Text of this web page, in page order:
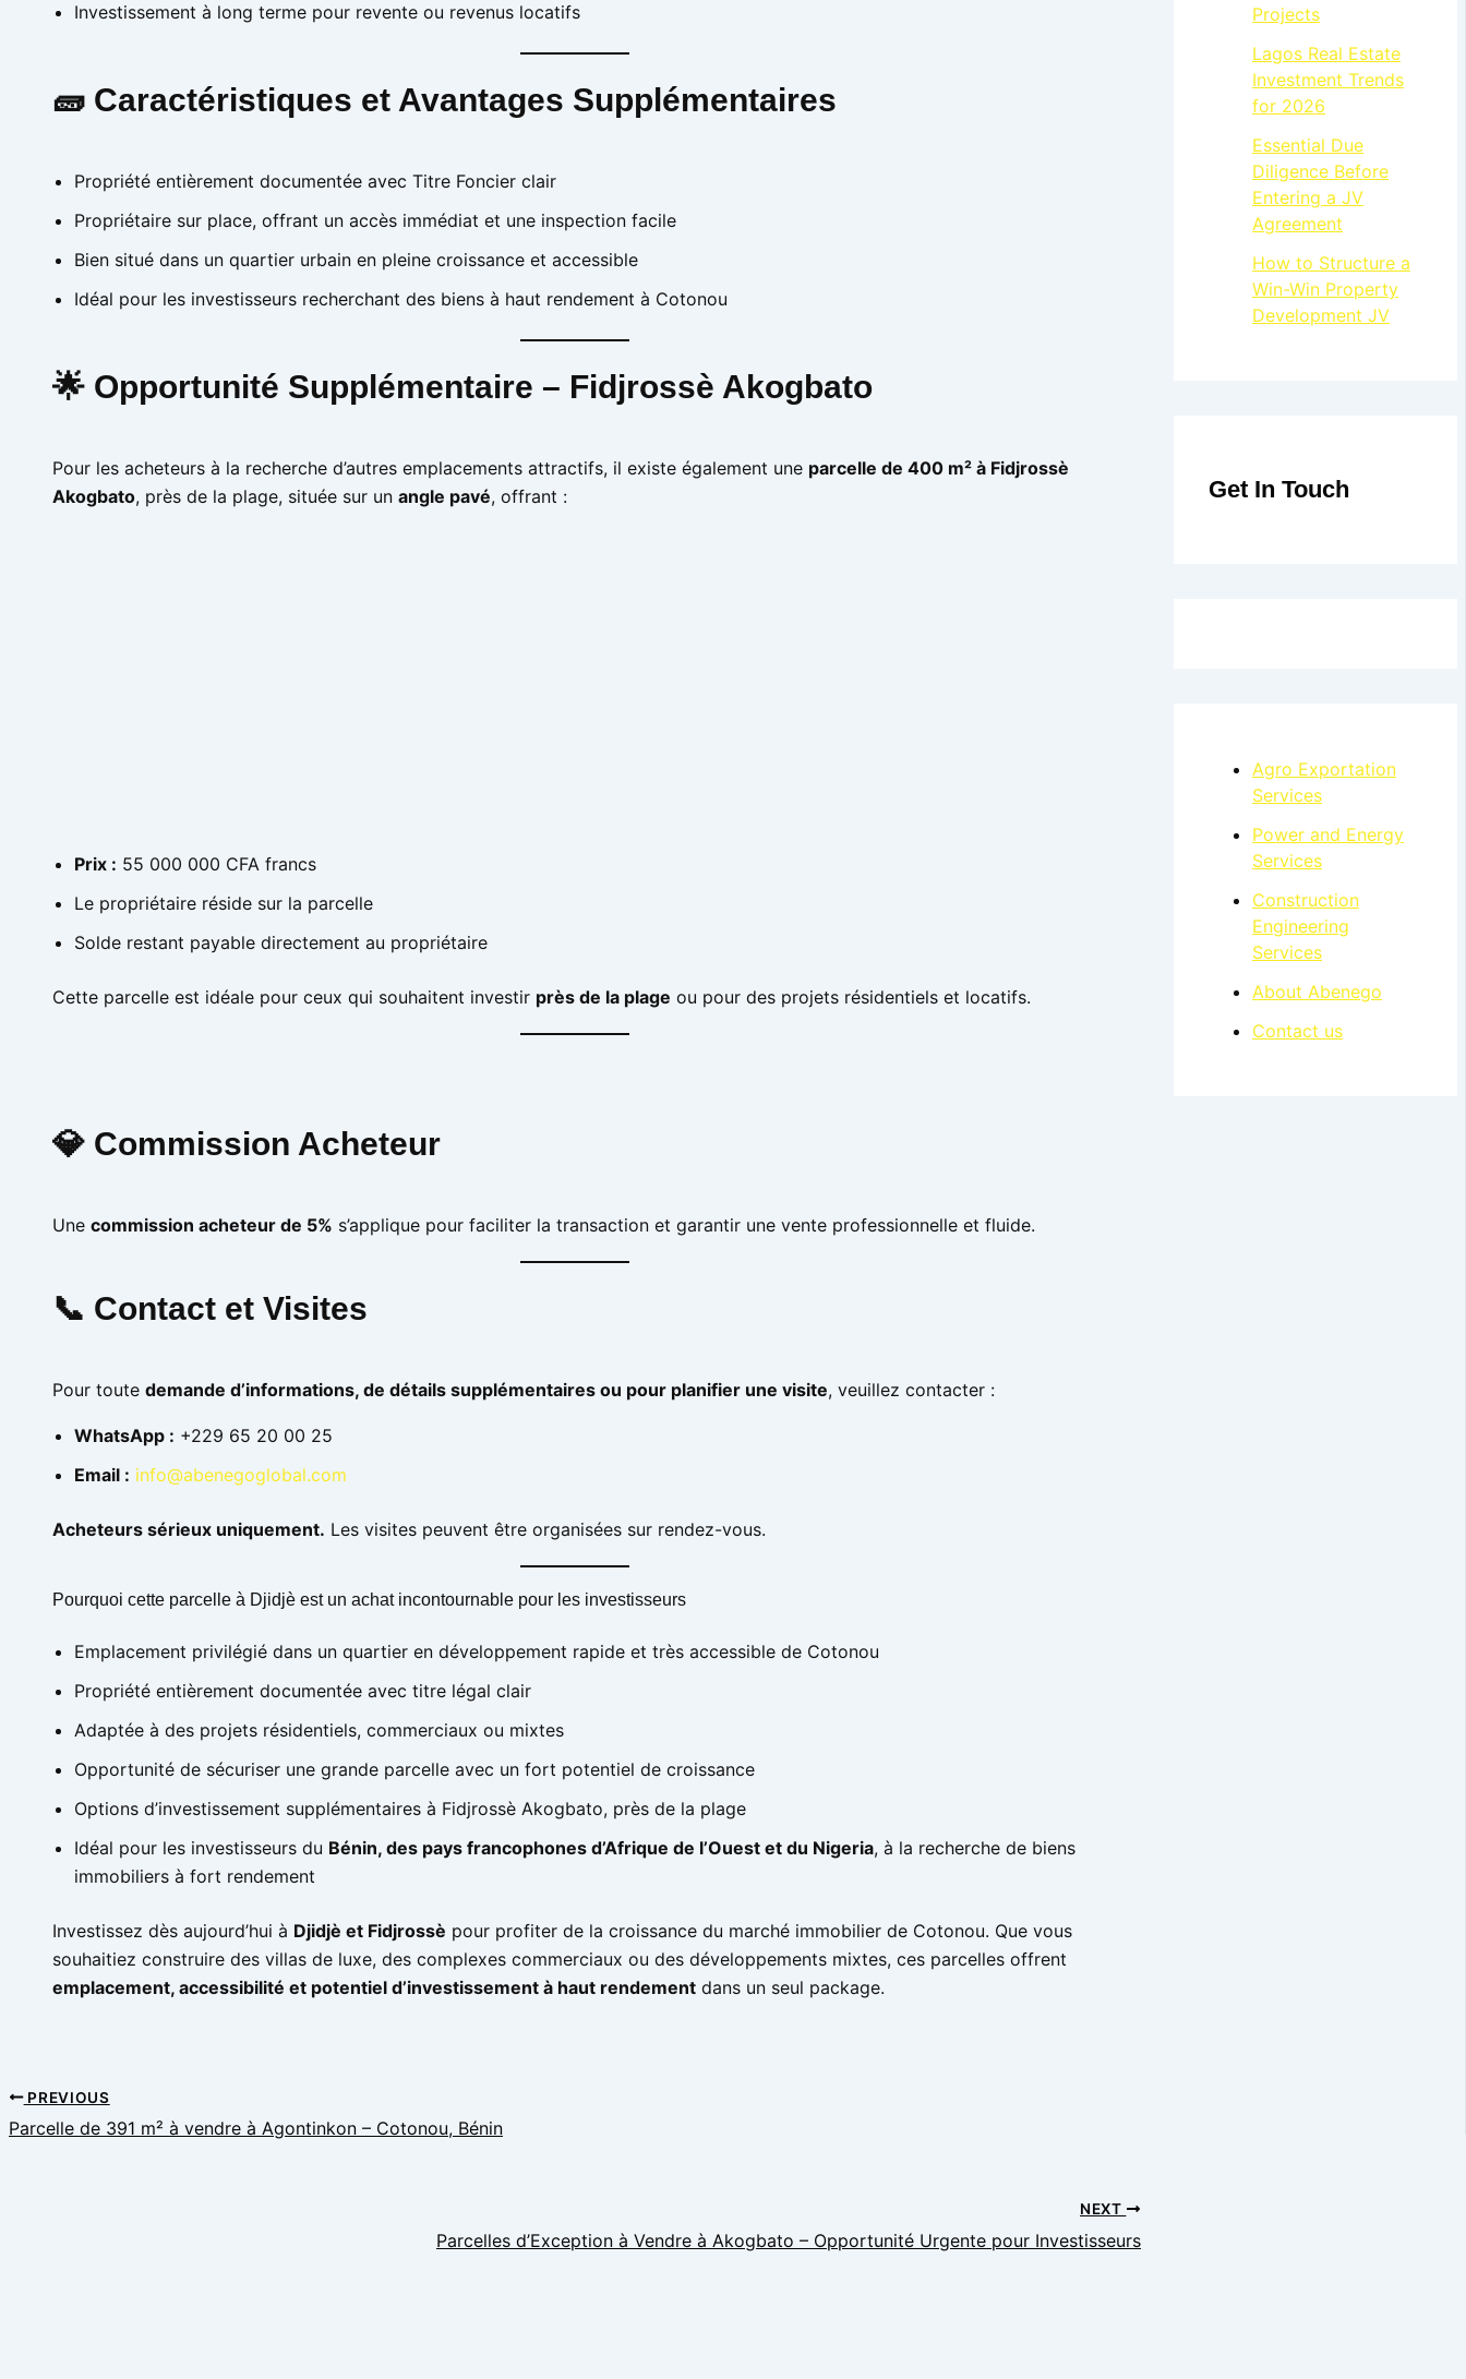
Investissement à long terme pour revente ou revenus locatifs
🧱 Caractéristiques et Avantages Supplémentaires
Propriété entièrement documentée avec Titre Foncier clair
Propriétaire sur place, offrant un accès immédiat et une inspection facile
Bien situé dans un quartier urbain en pleine croissance et accessible
Idéal pour les investisseurs recherchant des biens à haut rendement à Cotonou
🌟 Opportunité Supplémentaire – Fidjrossè Akogbato
Pour les acheteurs à la recherche d’autres emplacements attractifs, il existe également une parcelle de 400 m² à Fidjrossè
Akogbato, près de la plage, située sur un angle pavé, offrant :
Prix : 55 000 000 CFA francs
Le propriétaire réside sur la parcelle
Solde restant payable directement au propriétaire
Cette parcelle est idéale pour ceux qui souhaitent investir près de la plage ou pour des projets résidentiels et locatifs.
💎 Commission Acheteur
Une commission acheteur de 5% s’applique pour faciliter la transaction et garantir une vente professionnelle et fluide.
📞 Contact et Visites
Pour toute demande d’informations, de détails supplémentaires ou pour planifier une visite, veuillez contacter :
WhatsApp : +229 65 20 00 25
Email : info@abenegoglobal.com
Acheteurs sérieux uniquement. Les visites peuvent être organisées sur rendez-vous.
Pourquoi cette parcelle à Djidjè est un achat incontournable pour les investisseurs
Emplacement privilégié dans un quartier en développement rapide et très accessible de Cotonou
Propriété entièrement documentée avec titre légal clair
Adaptée à des projets résidentiels, commerciaux ou mixtes
Opportunité de sécuriser une grande parcelle avec un fort potentiel de croissance
Options d’investissement supplémentaires à Fidjrossè Akogbato, près de la plage
Idéal pour les investisseurs du Bénin, des pays francophones d’Afrique de l’Ouest et du Nigeria, à la recherche de biens
immobiliers à fort rendement
Investissez dès aujourd’hui à Djidjè et Fidjrossè pour profiter de la croissance du marché immobilier de Cotonou. Que vous
souhaitiez construire des villas de luxe, des complexes commerciaux ou des développements mixtes, ces parcelles offrent
emplacement, accessibilité et potentiel d’investissement à haut rendement dans un seul package.
PREVIOUS
Parcelle de 391 m² à vendre à Agontinkon – Cotonou, Bénin
NEXT
Parcelles d’Exception à Vendre à Akogbato – Opportunité Urgente pour Investisseurs
Projects
Lagos Real Estate
Investment Trends
for 2026
Essential Due
Diligence Before
Entering a JV
Agreement
How to Structure a
Win-Win Property
Development JV
Get In Touch
Agro Exportation
Services
Power and Energy
Services
Construction
Engineering
Services
About Abenego
Contact us